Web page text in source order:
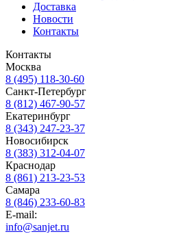
Доставка
Новости
Контакты
Контакты
Москва
8 (495) 118-30-60
Санкт-Петербург
8 (812) 467-90-57
Екатеринбург
8 (343) 247-23-37
Новосибирск
8 (383) 312-04-07
Краснодар
8 (861) 213-23-53
Самара
8 (846) 233-60-83
E-mail:
info@sanjet.ru